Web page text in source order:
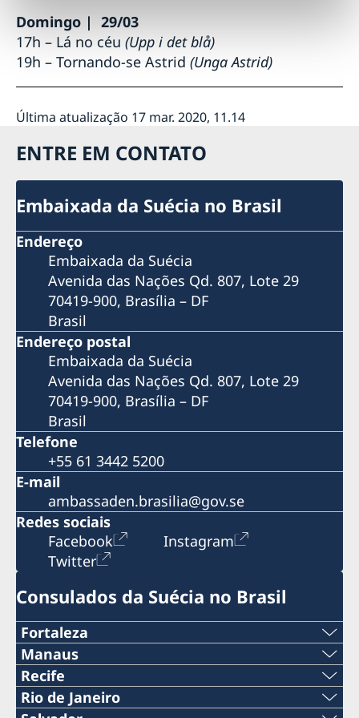
Mulheres inauguram exposição fotográfica no metrô
de Brasília
Bergman100: Mostra Centenário Ingmar Bergman
às comemorações dos 100 anos de Ingmar Bergman
Anunciando os Diálogos Nórdicos no Dia
Internacional da Mulher
Oficina WikiGap
Domingo | 29/03
17h – Lá no céu (Upp i det blå)
19h – Tornando-se Astrid (Unga Astrid)
Última atualização 17 mar. 2020, 11.14
ENTRE EM CONTATO
Embaixada da Suécia no Brasil
Endereço
Embaixada da Suécia
Avenida das Nações Qd. 807, Lote 29
70419-900, Brasília – DF
Brasil
Endereço postal
Embaixada da Suécia
Avenida das Nações Qd. 807, Lote 29
70419-900, Brasília – DF
Brasil
Telefone
+55 61 3442 5200
E-mail
ambassaden.brasilia@gov.se
Redes sociais
Facebook
Instagram
Twitter
Consulados da Suécia no Brasil
Fortaleza
Tel:
+55 85 98551 1215
Manaus
Telefone:
+55 (92) 3643 2005
Recife
Telefone:
Rio de Janeiro